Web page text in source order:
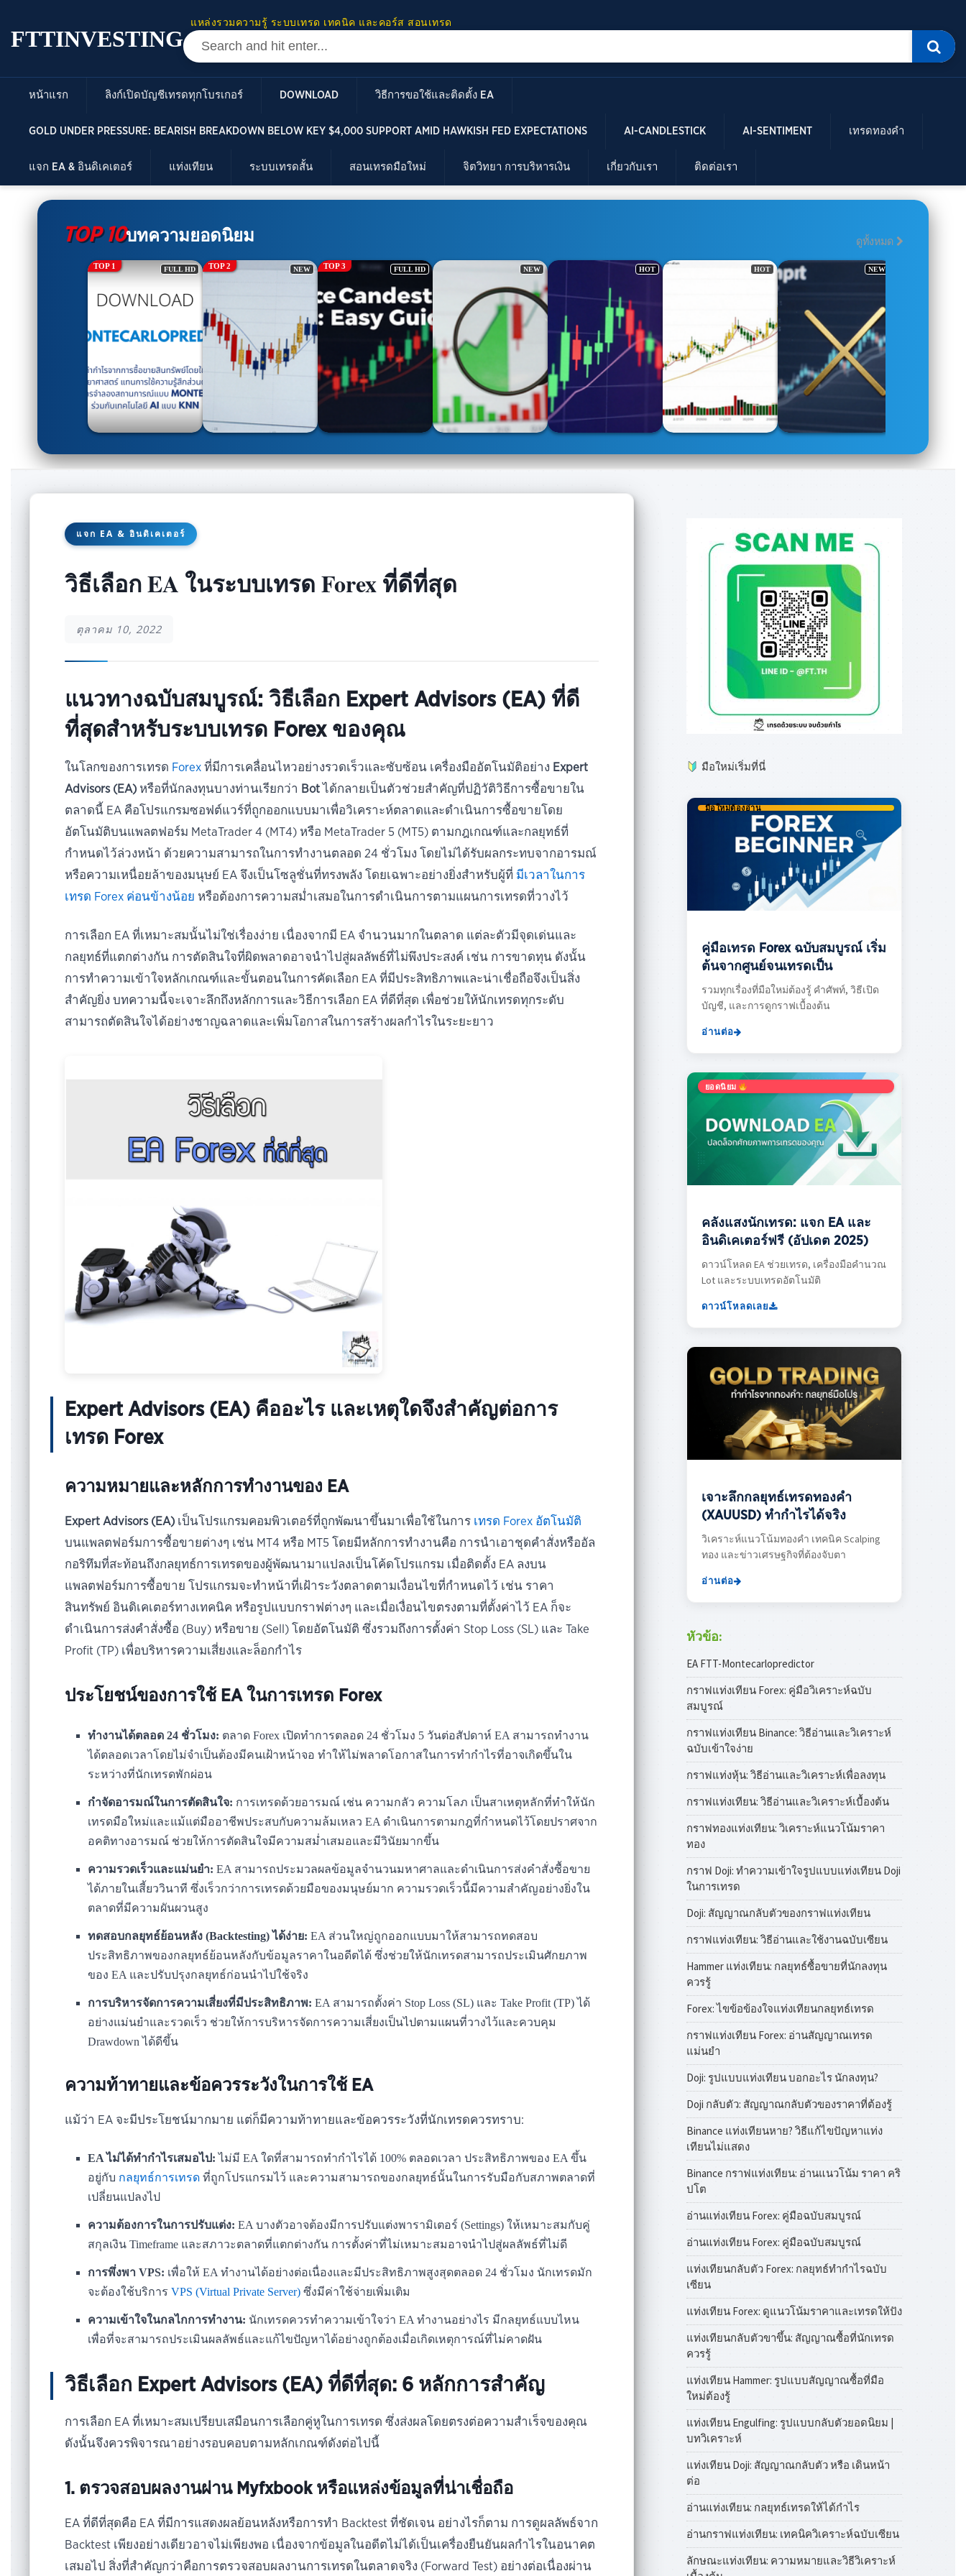
FTTINVESTING
แหล่งรวมความรู้ ระบบเทรด เทคนิค และคอร์ส สอนเทรด
หน้าแรก ลิงก์เปิดบัญชีเทรดทุกโบรเกอร์ DOWNLOAD วิธีการขอใช้และติดตั้ง EA
GOLD UNDER PRESSURE: BEARISH BREAKDOWN BELOW KEY $4,000 SUPPORT AMID HAWKISH FED EXPECTATIONS AI-CANDLESTICK AI-SENTIMENT เทรดทองคำ
แจก EA & อินดิเคเตอร์ แท่งเทียน ระบบเทรดสั้น สอนเทรดมือใหม่ จิตวิทยา การบริหารเงิน เกี่ยวกับเรา ติดต่อเรา
TOP 10บทความยอดนิยม ดูทั้งหมด
TOP 2 NEW TOP 3 FULL HD NEW HOT HOT NEW FULL HD
แจก EA & อินดิเคเตอร์
วิธีเลือก EA ในระบบเทรด Forex ที่ดีที่สุด
ตุลาคม 10, 2022
แนวทางฉบับสมบูรณ์: วิธีเลือก Expert Advisors (EA) ที่ดี
ที่สุดสำหรับระบบเทรด Forex ของคุณ
ในโลกของการเทรด Forex ที่มีการเคลื่อนไหวอย่างรวดเร็วและซับซ้อน เครื่องมืออัตโนมัติอย่าง Expert
Advisors (EA) หรือที่นักลงทุนบางท่านเรียกว่า Bot ได้กลายเป็นตัวช่วยสำคัญที่ปฏิวัติวิธีการซื้อขายใน
ตลาดนี้ EA คือโปรแกรมซอฟต์แวร์ที่ถูกออกแบบมาเพื่อวิเคราะห์ตลาดและดำเนินการซื้อขายโดย
อัตโนมัติบนแพลตฟอร์ม MetaTrader 4 (MT4) หรือ MetaTrader 5 (MT5) ตามกฎเกณฑ์และกลยุทธ์ที่
กำหนดไว้ล่วงหน้า ด้วยความสามารถในการทำงานตลอด 24 ชั่วโมง โดยไม่ได้รับผลกระทบจากอารมณ์
หรือความเหนื่อยล้าของมนุษย์ EA จึงเป็นโซลูชั่นที่ทรงพลัง โดยเฉพาะอย่างยิ่งสำหรับผู้ที่ มีเวลาในการ
เทรด Forex ค่อนข้างน้อย หรือต้องการความสม่ำเสมอในการดำเนินการตามแผนการเทรดที่วางไว้
การเลือก EA ที่เหมาะสมนั้นไม่ใช่เรื่องง่าย เนื่องจากมี EA จำนวนมากในตลาด แต่ละตัวมีจุดเด่นและ
กลยุทธ์ที่แตกต่างกัน การตัดสินใจที่ผิดพลาดอาจนำไปสู่ผลลัพธ์ที่ไม่พึงประสงค์ เช่น การขาดทุน ดังนั้น
การทำความเข้าใจหลักเกณฑ์และขั้นตอนในการคัดเลือก EA ที่มีประสิทธิภาพและน่าเชื่อถือจึงเป็นสิ่ง
สำคัญยิ่ง บทความนี้จะเจาะลึกถึงหลักการและวิธีการเลือก EA ที่ดีที่สุด เพื่อช่วยให้นักเทรดทุกระดับ
สามารถตัดสินใจได้อย่างชาญฉลาดและเพิ่มโอกาสในการสร้างผลกำไรในระยะยาว
Expert Advisors (EA) คืออะไร และเหตุใดจึงสำคัญต่อการ
เทรด Forex
ความหมายและหลักการทำงานของ EA
Expert Advisors (EA) เป็นโปรแกรมคอมพิวเตอร์ที่ถูกพัฒนาขึ้นมาเพื่อใช้ในการ เทรด Forex อัตโนมัติ
บนแพลตฟอร์มการซื้อขายต่างๆ เช่น MT4 หรือ MT5 โดยมีหลักการทำงานคือ การนำเอาชุดคำสั่งหรืออัล
กอริทึมที่สะท้อนถึงกลยุทธ์การเทรดของผู้พัฒนามาแปลงเป็นโค้ดโปรแกรม เมื่อติดตั้ง EA ลงบน
แพลตฟอร์มการซื้อขาย โปรแกรมจะทำหน้าที่เฝ้าระวังตลาดตามเงื่อนไขที่กำหนดไว้ เช่น ราคา
สินทรัพย์ อินดิเคเตอร์ทางเทคนิค หรือรูปแบบกราฟต่างๆ และเมื่อเงื่อนไขตรงตามที่ตั้งค่าไว้ EA ก็จะ
ดำเนินการส่งคำสั่งซื้อ (Buy) หรือขาย (Sell) โดยอัตโนมัติ ซึ่งรวมถึงการตั้งค่า Stop Loss (SL) และ Take
Profit (TP) เพื่อบริหารความเสี่ยงและล็อกกำไร
ประโยชน์ของการใช้ EA ในการเทรด Forex
ทำงานได้ตลอด 24 ชั่วโมง: ตลาด Forex เปิดทำการตลอด 24 ชั่วโมง 5 วันต่อสัปดาห์ EA สามารถทำงาน
ได้ตลอดเวลาโดยไม่จำเป็นต้องมีคนเฝ้าหน้าจอ ทำให้ไม่พลาดโอกาสในการทำกำไรที่อาจเกิดขึ้นใน
ระหว่างที่นักเทรดพักผ่อน
กำจัดอารมณ์ในการตัดสินใจ: การเทรดด้วยอารมณ์ เช่น ความกลัว ความโลภ เป็นสาเหตุหลักที่ทำให้นัก
เทรดมือใหม่และแม้แต่มืออาชีพประสบกับความล้มเหลว EA ดำเนินการตามกฎที่กำหนดไว้โดยปราศจาก
อคติทางอารมณ์ ช่วยให้การตัดสินใจมีความสม่ำเสมอและมีวินัยมากขึ้น
ความรวดเร็วและแม่นยำ: EA สามารถประมวลผลข้อมูลจำนวนมหาศาลและดำเนินการส่งคำสั่งซื้อขาย
ได้ภายในเสี้ยววินาที ซึ่งเร็วกว่าการเทรดด้วยมือของมนุษย์มาก ความรวดเร็วนี้มีความสำคัญอย่างยิ่งใน
ตลาดที่มีความผันผวนสูง
ทดสอบกลยุทธ์ย้อนหลัง (Backtesting) ได้ง่าย: EA ส่วนใหญ่ถูกออกแบบมาให้สามารถทดสอบ
ประสิทธิภาพของกลยุทธ์ย้อนหลังกับข้อมูลราคาในอดีตได้ ซึ่งช่วยให้นักเทรดสามารถประเมินศักยภาพ
ของ EA และปรับปรุงกลยุทธ์ก่อนนำไปใช้จริง
การบริหารจัดการความเสี่ยงที่มีประสิทธิภาพ: EA สามารถตั้งค่า Stop Loss (SL) และ Take Profit (TP) ได้
อย่างแม่นยำและรวดเร็ว ช่วยให้การบริหารจัดการความเสี่ยงเป็นไปตามแผนที่วางไว้และควบคุม
Drawdown ได้ดีขึ้น
ความท้าทายและข้อควรระวังในการใช้ EA
แม้ว่า EA จะมีประโยชน์มากมาย แต่ก็มีความท้าทายและข้อควรระวังที่นักเทรดควรทราบ:
EA ไม่ได้ทำกำไรเสมอไป: ไม่มี EA ใดที่สามารถทำกำไรได้ 100% ตลอดเวลา ประสิทธิภาพของ EA ขึ้น
อยู่กับ กลยุทธ์การเทรด ที่ถูกโปรแกรมไว้ และความสามารถของกลยุทธ์นั้นในการรับมือกับสภาพตลาดที่
เปลี่ยนแปลงไป
ความต้องการในการปรับแต่ง: EA บางตัวอาจต้องมีการปรับแต่งพารามิเตอร์ (Settings) ให้เหมาะสมกับคู่
สกุลเงิน Timeframe และสภาวะตลาดที่แตกต่างกัน การตั้งค่าที่ไม่เหมาะสมอาจนำไปสู่ผลลัพธ์ที่ไม่ดี
การพึ่งพา VPS: เพื่อให้ EA ทำงานได้อย่างต่อเนื่องและมีประสิทธิภาพสูงสุดตลอด 24 ชั่วโมง นักเทรดมัก
จะต้องใช้บริการVPS (Virtual Private Server) ซึ่งมีค่าใช้จ่ายเพิ่มเติม
ความเข้าใจในกลไกการทำงาน: นักเทรดควรทำความเข้าใจว่า EA ทำงานอย่างไร มีกลยุทธ์แบบไหน
เพื่อที่จะสามารถประเมินผลลัพธ์และแก้ไขปัญหาได้อย่างถูกต้องเมื่อเกิดเหตุการณ์ที่ไม่คาดฝัน
วิธีเลือก Expert Advisors (EA) ที่ดีที่สุด: 6 หลักการสำคัญ
การเลือก EA ที่เหมาะสมเปรียบเสมือนการเลือกคู่หูในการเทรด ซึ่งส่งผลโดยตรงต่อความสำเร็จของคุณ
ดังนั้นจึงควรพิจารณาอย่างรอบคอบตามหลักเกณฑ์ดังต่อไปนี้
1. ตรวจสอบผลงานผ่าน Myfxbook หรือแหล่งข้อมูลที่น่าเชื่อถือ
EA ที่ดีที่สุดคือ EA ที่มีการแสดงผลย้อนหลังหรือการทำ Backtest ที่ชัดเจน อย่างไรก็ตาม การดูผลลัพธ์จาก
Backtest เพียงอย่างเดียวอาจไม่เพียงพอ เนื่องจากข้อมูลในอดีตไม่ได้เป็นเครื่องยืนยันผลกำไรในอนาคต
เสมอไป สิ่งที่สำคัญกว่าคือการตรวจสอบผลงานการเทรดในตลาดจริง (Forward Test) อย่างต่อเนื่องผ่าน
มือใหม่เริ่มที่นี่
มือใหม่ต้องอ่าน
คู่มือเทรด Forex ฉบับสมบูรณ์ เริ่ม
ต้นจากศูนย์จนเทรดเป็น
รวมทุกเรื่องที่มือใหม่ต้องรู้ คำศัพท์, วิธีเปิด
บัญชี, และการดูกราฟเบื้องต้น
อ่านต่อ
ยอดนิยม
คลังแสงนักเทรด: แจก EA และ
อินดิเคเตอร์ฟรี (อัปเดต 2025)
ดาวน์โหลด EA ช่วยเทรด, เครื่องมือคำนวณ
Lot และระบบเทรดอัตโนมัติ
ดาวน์โหลดเลย
เจาะลึกกลยุทธ์เทรดทองคำ
(XAUUSD) ทำกำไรได้จริง
วิเคราะห์แนวโน้มทองคำ เทคนิค Scalping
ทอง และข่าวเศรษฐกิจที่ต้องจับตา
อ่านต่อ
หัวข้อ:
EA FTT-Montecarlopredictor
กราฟแท่งเทียน Forex: คู่มือวิเคราะห์ฉบับ
สมบูรณ์
กราฟแท่งเทียน Binance: วิธีอ่านและวิเคราะห์
ฉบับเข้าใจง่าย
กราฟแท่งหุ้น: วิธีอ่านและวิเคราะห์เพื่อลงทุน
กราฟแท่งเทียน: วิธีอ่านและวิเคราะห์เบื้องต้น
กราฟทองแท่งเทียน: วิเคราะห์แนวโน้มราคา
ทอง
กราฟ Doji: ทำความเข้าใจรูปแบบแท่งเทียน Doji
ในการเทรด
Doji: สัญญาณกลับตัวของกราฟแท่งเทียน
กราฟแท่งเทียน: วิธีอ่านและใช้งานฉบับเซียน
Hammer แท่งเทียน: กลยุทธ์ซื้อขายที่นักลงทุน
ควรรู้
Forex: ไขข้อข้องใจแท่งเทียนกลยุทธ์เทรด
กราฟแท่งเทียน Forex: อ่านสัญญาณเทรด
แม่นยำ
Doji: รูปแบบแท่งเทียน บอกอะไร นักลงทุน?
Doji กลับตัว: สัญญาณกลับตัวของราคาที่ต้องรู้
Binance แท่งเทียนหาย? วิธีแก้ไขปัญหาแท่ง
เทียนไม่แสดง
Binance กราฟแท่งเทียน: อ่านแนวโน้ม ราคา คริ
ปโต
อ่านแท่งเทียน Forex: คู่มือฉบับสมบูรณ์
อ่านแท่งเทียน Forex: คู่มือฉบับสมบูรณ์
แท่งเทียนกลับตัว Forex: กลยุทธ์ทำกำไรฉบับ
เซียน
แท่งเทียน Forex: ดูแนวโน้มราคาและเทรดให้ปัง
แท่งเทียนกลับตัวขาขึ้น: สัญญาณซื้อที่นักเทรด
ควรรู้
แท่งเทียน Hammer: รูปแบบสัญญาณซื้อที่มือ
ใหม่ต้องรู้
แท่งเทียน Engulfing: รูปแบบกลับตัวยอดนิยม |
บทวิเคราะห์
แท่งเทียน Doji: สัญญาณกลับตัว หรือ เดินหน้า
ต่อ
อ่านแท่งเทียน: กลยุทธ์เทรดให้ได้กำไร
อ่านกราฟแท่งเทียน: เทคนิควิเคราะห์ฉบับเซียน
ลักษณะแท่งเทียน: ความหมายและวิธีวิเคราะห์